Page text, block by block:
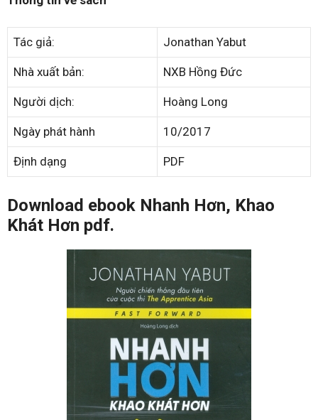
Tác giả: Jonathan Yabut
Nhà xuất bản: NXB Hồng Đức
Người dịch: Hoàng Long
Ngày phát hành 10/2017
Định dạng PDF
Download ebook Nhanh Hơn, Khao
Khát Hơn pdf.